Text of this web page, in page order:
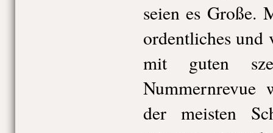
seien es Große.
ordentliches und
mit guten
Nummernrevue
der meisten